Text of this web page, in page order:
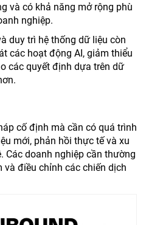
và có khả năng mở rộng phù
nghiệp.
duy trì hệ thống dữ liệu còn
các hoạt động AI, giảm thiểu
các quyết định dựa trên dữ
cố định mà cần có quá trình
mới, phản hồi thực tế và xu
Các doanh nghiệp cần thường
điều chỉnh các chiến dịch